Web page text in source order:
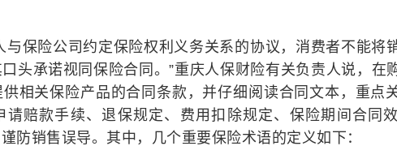
与保险公司约定保险权利义务关系的协议，消费者不能将
头承诺视同保险合同。”重庆人保财险有关负责人说，在
相关保险产品的合同条款，并仔细阅读合同文本，重点
请赔款手续、退保规定、费用扣除规定、保险期间合同
防销售误导。其中，几个重要保险术语的定义如下：